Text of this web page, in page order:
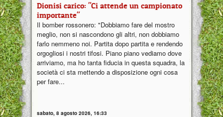
Dionisi carico: "Ci attende un campionato
importante"
Il bomber rossonero: "Dobbiamo fare del mostro
meglio, non si nascondono gli altri, non dobbiamo
farlo nemmeno noi. Partita dopo partita e rendendo
orgogliosi i nostri tifosi. Piano piano vediamo dove
arriviamo, ma ho tanta fiducia in questa squadra, la
società ci sta mettendo a disposizione ogni cosa
per fare...
sabato, 8 agosto 2026, 16:33